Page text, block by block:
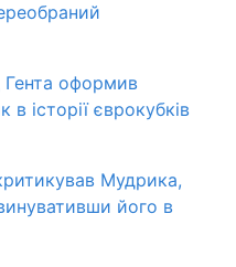
Гента оформив
історії єврокубків
Мудрика,
його в